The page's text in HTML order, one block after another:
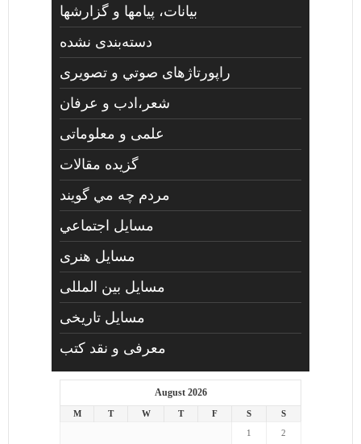
بیانات، پیامها و گزارشها
دسته‌بندی نشده
راپورتاژهای صوتي و تصويری
شعر،ادب و عرفان
علمی و معلوماتی
گزیده مقالات
مردم چه مي گويند
مسايل اجتماعي
مسايل هنری
مسایل بین المللی
مسایل تاریخی
معرفی و نقد کتب
August 2026
M T W T F S
S
1
2